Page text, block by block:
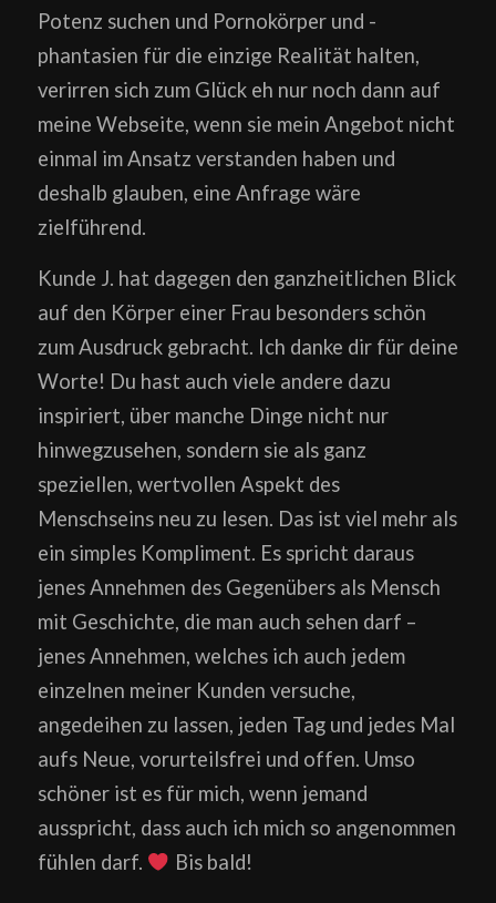
Potenz suchen und Pornokörper und -
phantasien für die einzige Realität halten,
verirren sich zum Glück eh nur noch dann auf
meine Webseite, wenn sie mein Angebot nicht
einmal im Ansatz verstanden haben und
deshalb glauben, eine Anfrage wäre
zielführend.
Kunde J. hat dagegen den ganzheitlichen Blick
auf den Körper einer Frau besonders schön
zum Ausdruck gebracht. Ich danke dir für deine
Worte! Du hast auch viele andere dazu
inspiriert, über manche Dinge nicht nur
hinwegzusehen, sondern sie als ganz
speziellen, wertvollen Aspekt des
Menschseins neu zu lesen. Das ist viel mehr als
ein simples Kompliment. Es spricht daraus
jenes Annehmen des Gegenübers als Mensch
mit Geschichte, die man auch sehen darf –
jenes Annehmen, welches ich auch jedem
einzelnen meiner Kunden versuche,
angedeihen zu lassen, jeden Tag und jedes Mal
aufs Neue, vorurteilsfrei und offen. Umso
schöner ist es für mich, wenn jemand
ausspricht, dass auch ich mich so angenommen
fühlen darf.
Bis bald!